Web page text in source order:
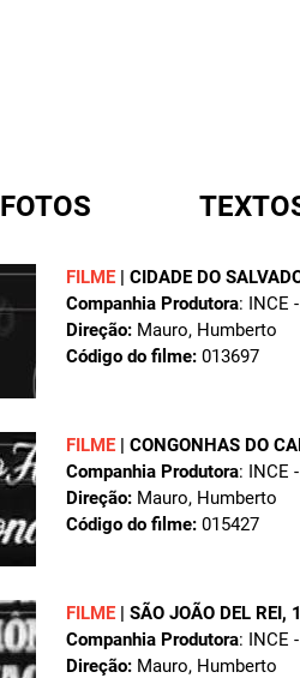
FOTOS
FILME | CIDADE DO
Companhia Produtora: INCE
Direção: Mauro, Humberto
Código do filme: 013697
FILME | CONGONHAS DO
Companhia Produtora: INCE
Direção: Mauro, Humberto
Código do filme: 015427
FILME | SÃO JOÃO DEL REI,
Companhia Produtora: INCE
Direção: Mauro, Humberto